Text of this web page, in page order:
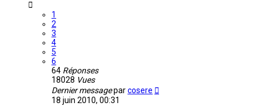
1
2
3
4
5
6
64 Réponses
18028 Vues
Dernier messageparcosere
18 juin 2010, 00:31